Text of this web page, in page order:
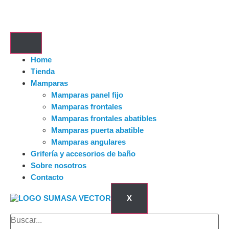
Home
Tienda
Mamparas
Mamparas panel fijo
Mamparas frontales
Mamparas frontales abatibles
Mamparas puerta abatible
Mamparas angulares
Grifería y accesorios de baño
Sobre nosotros
Contacto
X